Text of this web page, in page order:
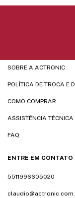
SOBRE A ACTRONIC
POLÍTICA DE TROCA E
COMO COMPRAR
ASSISTÊNCIA TÉCNICA
FAQ
ENTRE EM CONTATO
5511996605020